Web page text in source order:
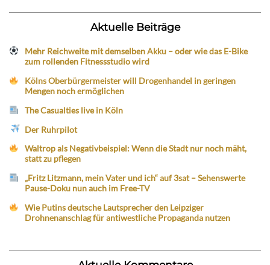
Aktuelle Beiträge
Mehr Reichweite mit demselben Akku – oder wie das E-Bike
zum rollenden Fitnessstudio wird
Kölns Oberbürgermeister will Drogenhandel in geringen
Mengen noch ermöglichen
The Casualties live in Köln
Der Ruhrpilot
Waltrop als Negativbeispiel: Wenn die Stadt nur noch mäht,
statt zu pflegen
„Fritz Litzmann, mein Vater und ich“ auf 3sat – Sehenswerte
Pause-Doku nun auch im Free-TV
Wie Putins deutsche Lautsprecher den Leipziger
Drohnenanschlag für antiwestliche Propaganda nutzen